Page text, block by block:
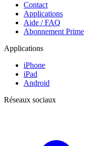
Contact
Applications
Aide / FAQ
Abonnement Prime
Applications
iPhone
iPad
Android
Réseaux sociaux